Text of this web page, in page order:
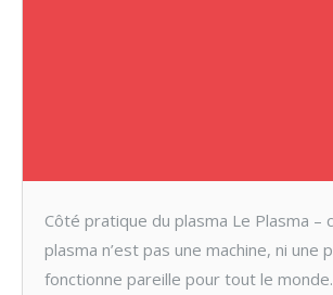
Côté pratique du plasma Le Plasma –
plasma n’est pas une machine, ni une
fonctionne pareille pour tout le